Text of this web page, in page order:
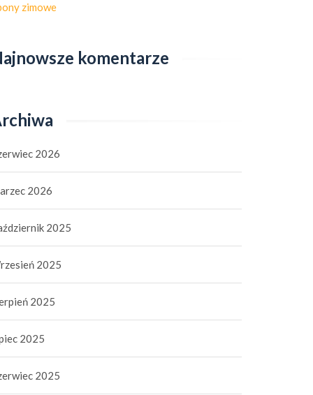
zimowe
komentarze
2026
2026
2025
2025
2025
2025
2025